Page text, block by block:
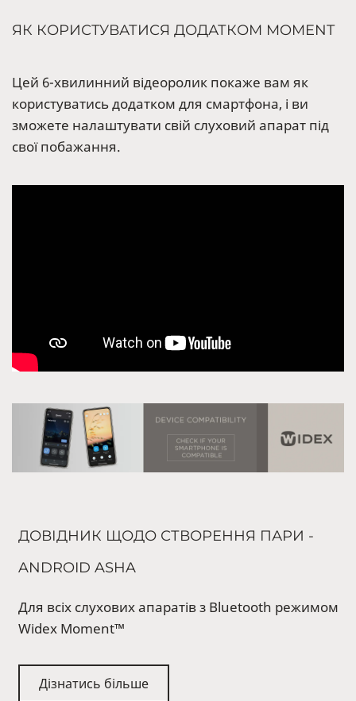
ЯК КОРИСТУВАТИСЯ ДОДАТКОМ MOMENT
Цей 6-хвилинний відеоролик покаже вам як
користуватись додатком для смартфона, і ви
зможете налаштувати свій слуховий апарат під
свої побажання.
ДОВІДНИК ЩОДО СТВОРЕННЯ ПАРИ -
ANDROID ASHA
Для всіх слухових апаратів з Bluetooth режимом
Widex Moment™
Дізнатись більше